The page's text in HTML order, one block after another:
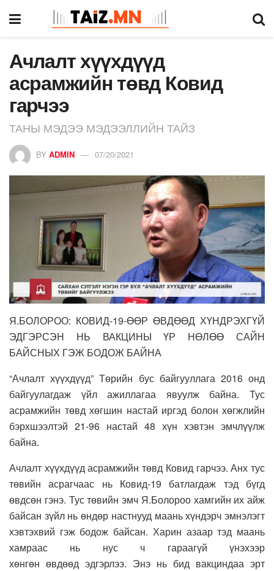
Ачлалт хүүхдүүд
асрамжийн төвд Ковид
гарчээ
ТАНЫ МЭДЭЭ МЭДЭЭЛЛИЙН ТАЙЗ
BY ADMIN 07/20/2021
Я.БОЛОРОО: КОВИД-19-ӨӨР ӨВДӨӨД ХҮНДРЭХГҮЙ
ЭДГЭРСЭН НЬ ВАКЦИНЫ ҮР НӨЛӨӨ САЙН
БАЙСНЫХ ГЭЖ БОДОЖ БАЙНА
“Ачлалт хүүхдүүд” Төрийн бус байгууллага 2016 онд
байгуулагдаж үйл ажиллагаа явуулж байна. Тус
асрамжийн төвд хөгшин настай иргэд болон хөгжлийн
бэрхшээлтэй 21-96 настай 48 хүн хэвтэн эмчлүүлж
байна.
Ачлалт хүүхдүүд асрамжийн төвд Ковид гарчээ. Анх тус
төвийн асрагчаас нь Ковид-19 батлагдаж тэд бүгд
өвдсөн гэнэ. Тус төвийн эмч Я.Болороо хамгийн их айж
байсан зүйл нь өндөр настнууд маань хүндэрч эмнэлэгт
хэвтэхвий гэж бодож байсан. Харин азаар тэд маань
хамраас нь нус ч гараагүй үнэхээр
хөнгөн өвдөөд эдгэрлээ. Энэ нь бид вакциндаа эрт